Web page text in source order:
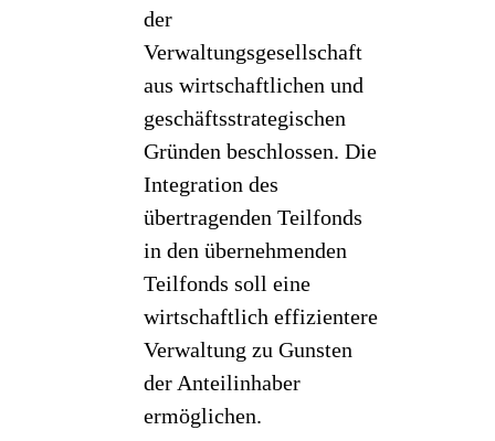
der
Verwaltungsgesellschaft
aus wirtschaftlichen und
geschäftsstrategischen
Gründen beschlossen. Die
Integration des
übertragenden Teilfonds
in den übernehmenden
Teilfonds soll eine
wirtschaftlich effizientere
Verwaltung zu Gunsten
der Anteilinhaber
ermöglichen.